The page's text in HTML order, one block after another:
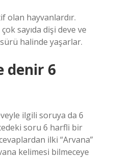
olan hayvanlardır.
sayıda dişi deve ve
halinde yaşarlar.
denir 6
ilgili soruya da 6
soru 6 harfli bir
ilki “Arvana”
kelimesi bilmeceye